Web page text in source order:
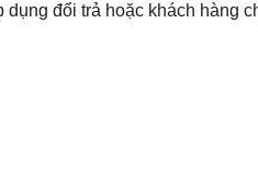
dụng đổi trả hoặc khách hàng